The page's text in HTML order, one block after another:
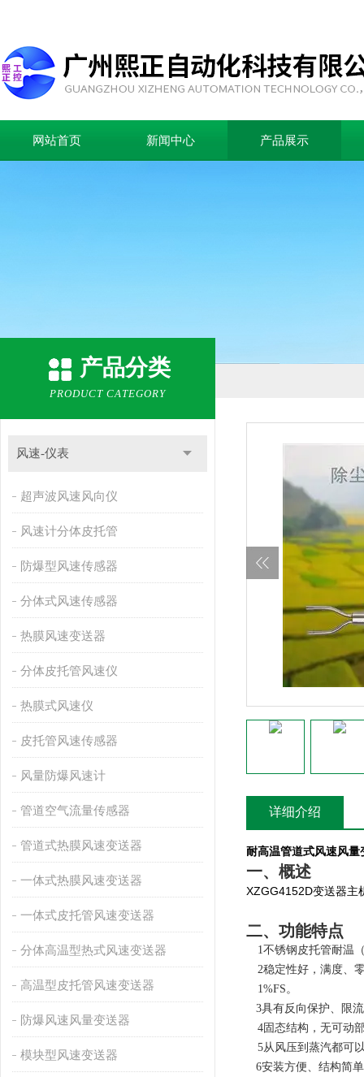
网站首页 新闻中心 产品展示
产品分类
PRODUCT CATEGORY
风速-仪表
超声波风速风向仪
风速计分体皮托管
防爆型风速传感器
分体式风速传感器
热膜风速变送器
分体皮托管风速仪
热膜式风速仪
皮托管风速传感器
风量防爆风速计
管道空气流量传感器
管道式热膜风速变送器
一体式热膜风速变送器
一体式皮托管风速变送器
分体高温型热式风速变送器
高温型皮托管风速变送器
防爆风速风量变送器
模块型风速变送器
详细介绍
耐高温管道式风速风量
一、概述
XZGG4152D变送器主
二、功能特点
1不锈钢皮托管耐温
2稳定性好，满度、
1%FS。
3具有反向保护、限
4固态结构，无可动
5从风压到蒸汽都可
6安装方便、结构简